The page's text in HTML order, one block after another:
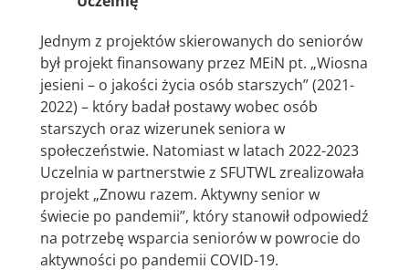
Jednym z projektów skierowanych do seniorów
był projekt finansowany przez MEiN pt. „Wiosna
jesieni – o jakości życia osób starszych” (2021-
2022) – który badał postawy wobec osób
starszych oraz wizerunek seniora w
społeczeństwie. Natomiast w latach 2022-2023
Uczelnia w partnerstwie z SFUTWL zrealizowała
projekt „Znowu razem. Aktywny senior w
świecie po pandemii”, który stanowił odpowiedź
na potrzebę wsparcia seniorów w powrocie do
aktywności po pandemii COVID-19.